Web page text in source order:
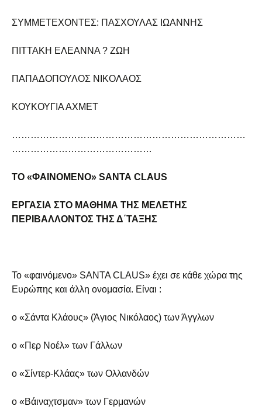
ΣΥΜΜΕΤΕΧΟΝΤΕΣ: ΠΑΣΧΟΥΛΑΣ ΙΩΑΝΝΗΣ
ΠΙΤΤΑΚΗ ΕΛΕΑΝΝΑ ? ΖΩΗ
ΠΑΠΑΔΟΠΟΥΛΟΣ ΝΙΚΟΛΑΟΣ
ΚΟΥΚΟΥΓΙΑ ΑΧΜΕΤ
…………………………………………………………………
………………………………………
ΤΟ «ΦΑΙΝΟΜΕΝΟ» SANTA CLAUS
ΕΡΓΑΣΙΑ ΣΤΟ ΜΑΘΗΜΑ ΤΗΣ ΜΕΛΕΤΗΣ
ΠΕΡΙΒΑΛΛΟΝΤΟΣ ΤΗΣ Δ΄ΤΑΞΗΣ
Το «φαινόμενο» SANTA CLAUS» έχει σε κάθε χώρα της
Ευρώπης και άλλη ονομασία. Είναι :
ο «Σάντα Κλάους» (Άγιος Νικόλαος) των Άγγλων
ο «Περ Νοέλ» των Γάλλων
ο «Σίντερ-Κλάας» των Ολλανδών
ο «Βάιναχτσμαν» των Γερμανών